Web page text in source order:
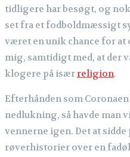
tidligere har besøgt, og
set fra et fodboldmæssigt
været en unik chance for
mig, samtidigt med, at der
klogere på isærreligion.
Efterhånden som
nedlukning, så havde man
vennerne igen. Det at
røverhistorier over en